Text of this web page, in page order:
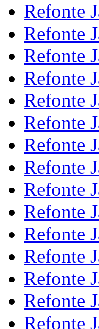
Refonte
Refonte
Refonte
Refonte
Refonte
Refonte
Refonte
Refonte
Refonte
Refonte
Refonte
Refonte
Refonte
Refonte
Refonte